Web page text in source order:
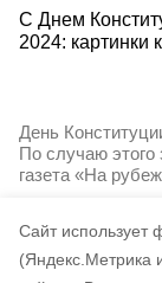
Cайт использует
(Яндекс.Метрика
С Днем
2024: картинки
День
По случаю этого
газета «На